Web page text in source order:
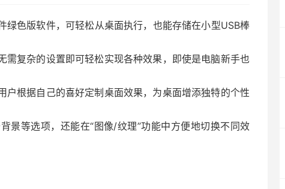
色版软件，可轻松从桌面执行，也能存储在小型USB棒
复杂的设置即可轻松实现各种效果，即使是电脑新手也
根据自己的喜好定制桌面效果，为桌面增添独特的个性
景等选项，还能在“图像/纹理”功能中方便地切换不同效